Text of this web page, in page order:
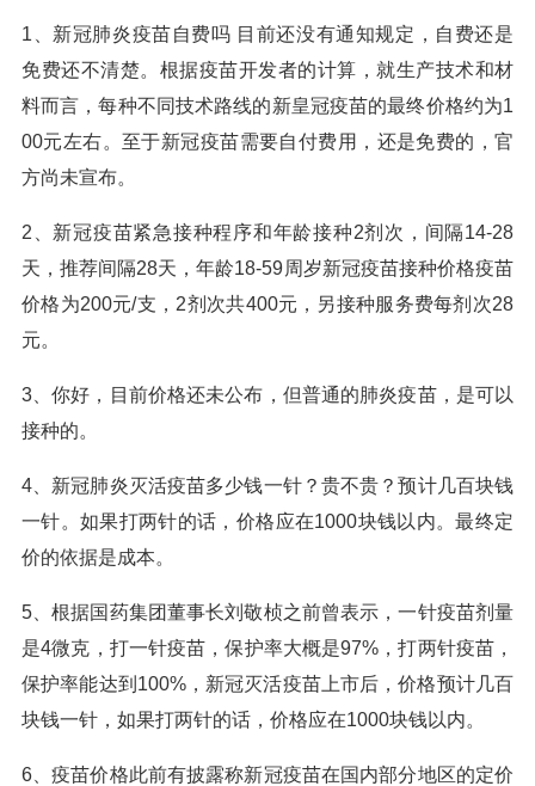
1、新冠肺炎疫苗自费吗 目前还没有通知规定，自费还是
免费还不清楚。根据疫苗开发者的计算，就生产技术和材
料而言，每种不同技术路线的新皇冠疫苗的最终价格约为1
00元左右。至于新冠疫苗需要自付费用，还是免费的，官
方尚未宣布。
2、新冠疫苗紧急接种程序和年龄接种2剂次，间隔14-28
天，推荐间隔28天，年龄18-59周岁新冠疫苗接种价格疫苗
价格为200元/支，2剂次共400元，另接种服务费每剂次28
元。
3、你好，目前价格还未公布，但普通的肺炎疫苗，是可以
接种的。
4、新冠肺炎灭活疫苗多少钱一针？贵不贵？预计几百块钱
一针。如果打两针的话，价格应在1000块钱以内。最终定
价的依据是成本。
5、根据国药集团董事长刘敬桢之前曾表示，一针疫苗剂量
是4微克，打一针疫苗，保护率大概是97%，打两针疫苗，
保护率能达到100%，新冠灭活疫苗上市后，价格预计几百
块钱一针，如果打两针的话，价格应在1000块钱以内。
6、疫苗价格此前有披露称新冠疫苗在国内部分地区的定价